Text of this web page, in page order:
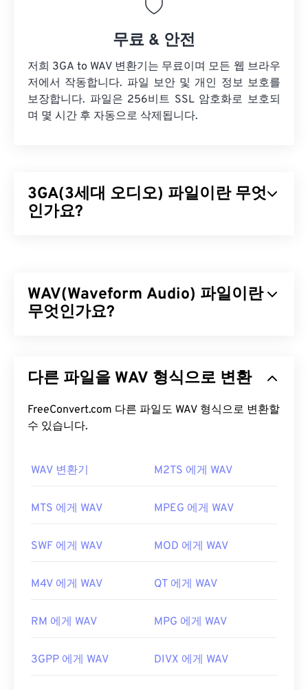
무료 & 안전
저희 3GA to WAV 변환기는 무료이며 모든 웹 브라우
저에서 작동합니다. 파일 보안 및 개인 정보 보호를
보장합니다. 파일은 256비트 SSL 암호화로 보호되
며 몇 시간 후 자동으로 삭제됩니다.
3GA(3세대 오디오) 파일이란 무엇
인가요?
System)모바일 네트워크용으로 설계되었습니다.
3GA 파일은 압축률이 높고 협대역 신호에 집중되어
기본적으로 3GA 파일은 VLC 미디어 플레이어와
Mac용 QuickTime 에서 열립니다. 또한 대부분의 휴
대폰의 음성 녹음 앱에서도 3GA 파일이 열립니다.
열 수 있습니다.
Player Classic, RealPlayer,MPlayer등이 있습니다.
"3GP" 확장자로 변경하고 다시 열어 보세요.
최초 출시: 1999년
유용한 링크:
Rate_audio_codec
WAV(Waveform Audio) 파일이란
무엇인가요?
IBM과 Windows가RIFF(Resource Interchange File
와MP3파일보다 훨씬 용량이 커서 휴대용 플레이어
에서 사용하기에는 적합하지 않습니다. 하지만 음질
WAV 파일을 어떻게 여나요?
WAV 파일을 여는 기본 플레이어는Windows Media
QuickTime 등의 프로그램을 사용하여 WAV 파일을
열고 재생할 수도 있습니다.
WAV파일은 압축되지 않은 고품질 파일이므로 음악
DJing용 크로스 운영 체제 소프트웨어 프로그램입니
Microsoft
다른 파일을 WAV 형식으로 변환
FreeConvert.com 다른 파일도 WAV 형식으로 변환할
수 있습니다.
WAV 변환기 M2TS 에게 WAV
MTS 에게 WAV MPEG 에게 WAV
SWF 에게 WAV MOD 에게 WAV
M4V 에게 WAV QT 에게 WAV
RM 에게 WAV MPG 에게 WAV
3GPP 에게 WAV DIVX 에게 WAV